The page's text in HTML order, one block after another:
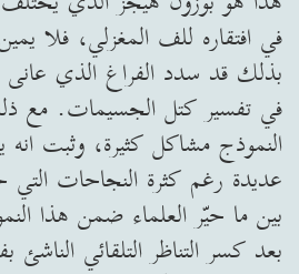
في افتقاره للف المغزلي، فلا
بذلك قد سدد الفراغ الذي عانى
في تفسير كتل الجسيمات. مع
النموذج مشاكل كثيرة، وثبت
عديدة رغم كثرة النجاحات التي
بين ما حيّر العلماء ضمن هذا
بعد كسر التناظر التلقائي